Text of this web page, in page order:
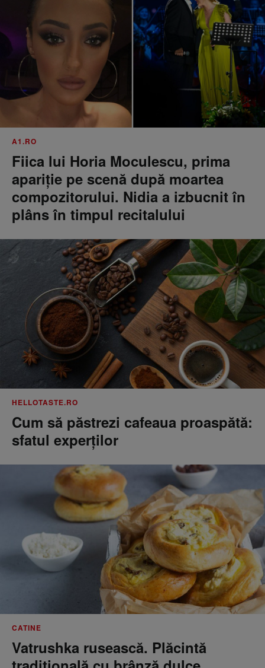
A1.RO
Fiica lui Horia Moculescu, prima
apariție pe scenă după moartea
compozitorului. Nidia a izbucnit în
plâns în timpul recitalului
HELLOTASTE.RO
Cum să păstrezi cafeaua proaspătă:
sfatul experților
CATINE
Vatrushka rusească. Plăcintă